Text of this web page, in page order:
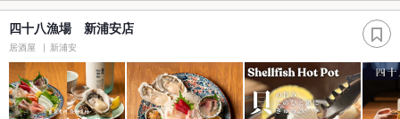
四十八漁場 新浦安店
居酒屋 新浦安